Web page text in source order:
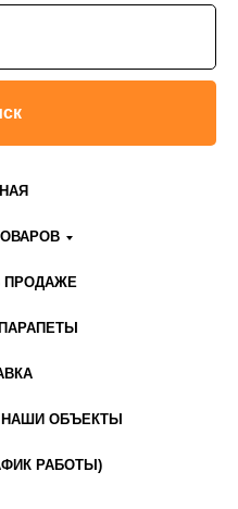
ПРОДАЖЕ
ОБЪЕКТЫ
РАБОТЫ)